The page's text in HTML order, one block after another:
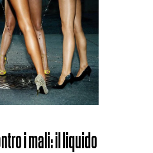
i mali: il liquido